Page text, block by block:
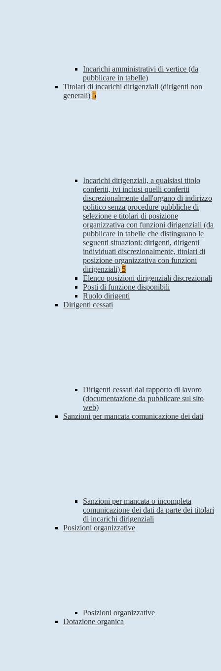
Incarichi amministrativi di vertice (da
pubblicare in tabelle)
Titolari di incarichi dirigenziali (dirigenti non
generali) 5
Incarichi dirigenziali, a qualsiasi titolo
conferiti, ivi inclusi quelli conferiti
discrezionalmente dall'organo di indirizzo
politico senza procedure pubbliche di
selezione e titolari di posizione
organizzativa con funzioni dirigenziali (da
pubblicare in tabelle che distinguano le
seguenti situazioni: dirigenti, dirigenti
individuati discrezionalmente, titolari di
posizione organizzativa con funzioni
dirigenziali) 5
Elenco posizioni dirigenziali discrezionali
Posti di funzione disponibili
Ruolo dirigenti
Dirigenti cessati
Dirigenti cessati dal rapporto di lavoro
(documentazione da pubblicare sul sito
web)
Sanzioni per mancata comunicazione dei dati
Sanzioni per mancata o incompleta
comunicazione dei dati da parte dei titolari
di incarichi dirigenziali
Posizioni organizzative
Posizioni organizzative
Dotazione organica